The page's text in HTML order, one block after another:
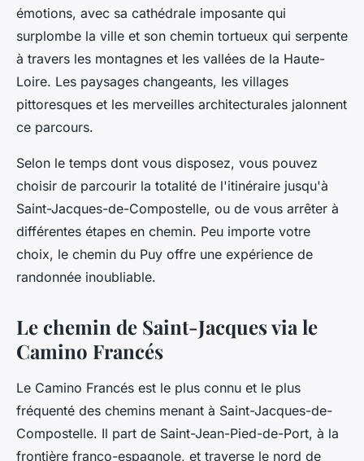
émotions, avec sa cathédrale imposante qui
surplombe la ville et son chemin tortueux qui serpente
à travers les montagnes et les vallées de la Haute-
Loire. Les paysages changeants, les villages
pittoresques et les merveilles architecturales jalonnent
ce parcours.
Selon le temps dont vous disposez, vous pouvez
choisir de parcourir la totalité de l'itinéraire jusqu'à
Saint-Jacques-de-Compostelle, ou de vous arrêter à
différentes étapes en chemin. Peu importe votre
choix, le chemin du Puy offre une expérience de
randonnée inoubliable.
Le chemin de Saint-Jacques via le
Camino Francés
Le Camino Francés est le plus connu et le plus
fréquenté des chemins menant à Saint-Jacques-de-
Compostelle. Il part de Saint-Jean-Pied-de-Port, à la
frontière franco-espagnole, et traverse le nord de